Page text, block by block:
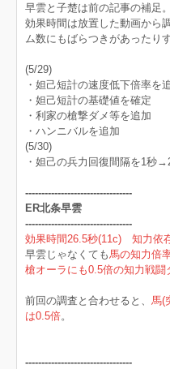
早雲と子楚は前の記事の補足
効果時間は放置した動画から
ム数にもばらつきがあったり
(5/29)
・妲己短計の速度低下倍率を
・妲己短計の基礎値を確定
・利家の槍撃ダメ等を追加
・ハンニバルを追加
(5/30)
・妲己の兵力回復間隔を1秒
---------------------------------
ER北条早雲
---------------------------------
効果時間26.5秒(11c) 知力依
早雲じゃなくても馬の知力倍
槍オーラにも0.5倍の知力戦闘
前回の調査と合わせると、 馬(
は0.5倍。
---------------------------------